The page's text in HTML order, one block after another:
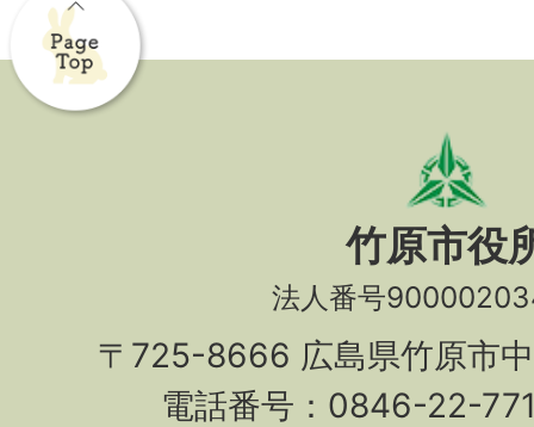
竹原市役
法人番号
〒725-8666 広島県竹原市
電話番号：0846-22-